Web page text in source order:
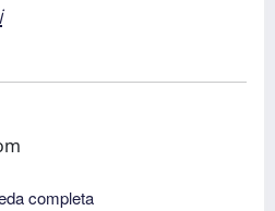
completa